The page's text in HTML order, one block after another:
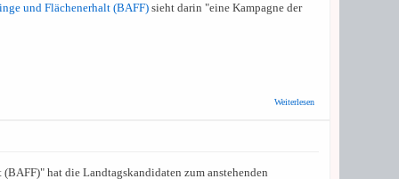
und Flächenerhalt (BAFF) sieht darin "eine Kampagne der
Weiterlesen
hat die Landtagskandidaten zum anstehenden